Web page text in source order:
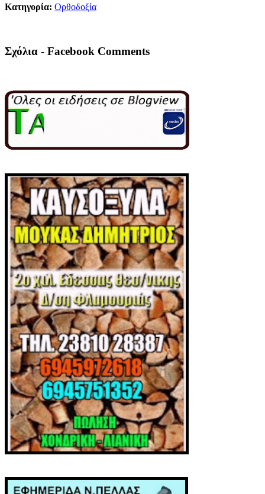
Κατηγορία: Ορθοδοξία
Σχόλια - Facebook Comments